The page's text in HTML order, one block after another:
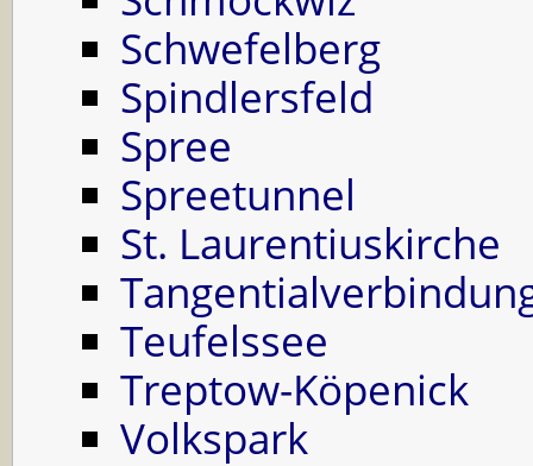
Schwefelberg
Spindlersfeld
Spree
Spreetunnel
St. Laurentiuskirche
Teufelssee
Treptow-Köpenick
Volkspark